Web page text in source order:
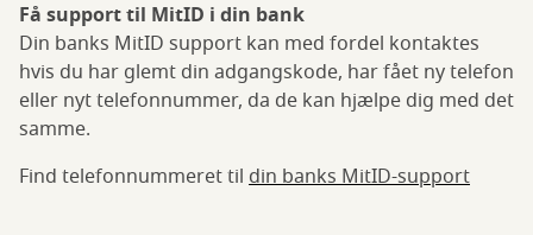
Få support til MitID i din bank
Din banks MitID support kan med fordel kontaktes
hvis du har glemt din adgangskode, har fået ny telefon
eller nyt telefonnummer, da de kan hjælpe dig med det
samme.
Find telefonnummeret til din banks MitID-support